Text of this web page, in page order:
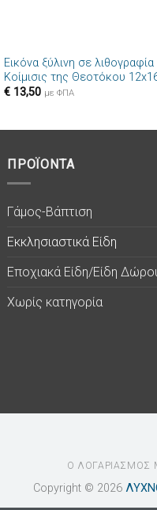
Εικόνα ξύλινη σε λιθογραφία
Κοίμισις της Θεοτόκου
€ 13,50 με ΦΠΑ
ΠΡΟΪΟΝΤΑ
Γάμος-Βάπτιση
Εκκλησιαστικά Είδη
Εποχιακά Είδη/Είδη
Χωρίς κατηγορία
Ο ΛΟΓΑΡΙΑΣΜΟΣ
Copyright © 2026